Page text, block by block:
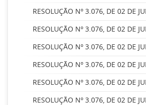
RESOLUÇÃO Nº 3.076, DE 02 DE
RESOLUÇÃO Nº 3.076, DE 02 DE
RESOLUÇÃO Nº 3.076, DE 02 DE
RESOLUÇÃO Nº 3.076, DE 02 DE
RESOLUÇÃO Nº 3.076, DE 02 DE
RESOLUÇÃO Nº 3.076, DE 02 DE